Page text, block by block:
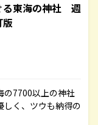
る東海の神社 週
の7700以上の神社
しく、ツウも納得の